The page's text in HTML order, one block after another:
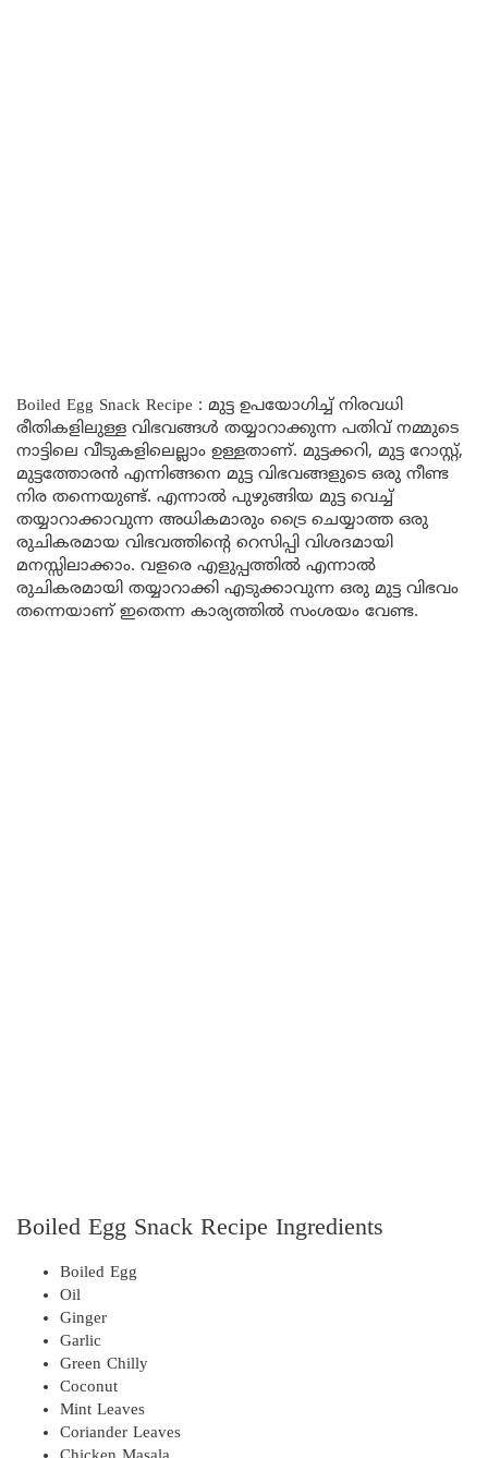
Boiled Egg Snack Recipe : മുട്ട ഉപയോഗിച്ച് നിരവധി
രീതികളിലുള്ള വിഭവങ്ങൾ തയ്യാറാക്കുന്ന പതിവ് നമ്മുടെ
നാട്ടിലെ വീടുകളിലെല്ലാം ഉള്ളതാണ്. മുട്ടക്കറി, മുട്ട റോസ്റ്റ്,
മുട്ടത്തോരൻ എന്നിങ്ങനെ മുട്ട വിഭവങ്ങളുടെ ഒരു നീണ്ട
നിര തന്നെയുണ്ട്. എന്നാൽ പുഴുങ്ങിയ മുട്ട വെച്ച്
തയ്യാറാക്കാവുന്ന അധികമാരും ട്രൈ ചെയ്യാത്ത ഒരു
രുചികരമായ വിഭവത്തിന്റെ റെസിപ്പി വിശദമായി
മനസ്സിലാക്കാം. വളരെ എളുപ്പത്തിൽ എന്നാൽ
രുചികരമായി തയ്യാറാക്കി എടുക്കാവുന്ന ഒരു മുട്ട വിഭവം
തന്നെയാണ് ഇതെന്ന കാര്യത്തിൽ സംശയം വേണ്ട.
Boiled Egg Snack Recipe Ingredients
Boiled Egg
Oil
Ginger
Garlic
Green Chilly
Coconut
Mint Leaves
Coriander Leaves